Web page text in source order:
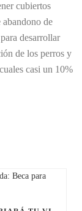
cubiertos
abandono de
desarrollar
de los perros y
casi un 10%